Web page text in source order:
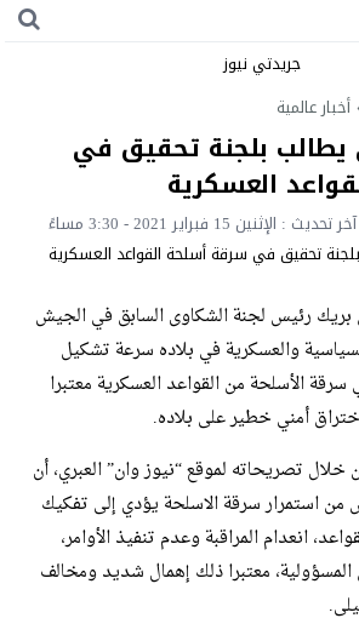
أخبار عالمية
يطالب بلجنة تحقيق في
العسكرية
آخر تحديث : الإثنين 15 فبراير 2021 - 3:30 مساءً
بريك رئيس لجنة الشكاوى السابق في الجيش
والعسكرية في بلاده سرعة تشكيل
الأسلحة من القواعد العسكرية معتبرا
أمني خطير على بلاده.
خلال تصريحاته لموقع “نيوز وان” العبري، أن
استمرار سرقة الاسلحة يؤدي إلى تفكيك
انعدام المراقبة وعدم تنفيذ الأوامر،
المسؤولية، معتبرا ذلك إهمال شديد ومخالف